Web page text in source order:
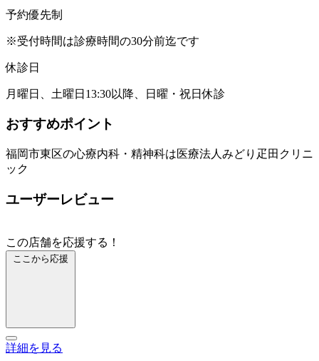
予約優先制
※受付時間は診療時間の30分前迄です
休診日
月曜日、土曜日13:30以降、日曜・祝日休診
おすすめポイント
福岡市東区の心療内科・精神科は医療法人みどり疋田クリニ
ック
ユーザーレビュー
この店舗を応援する！
ここから応援
詳細を見る